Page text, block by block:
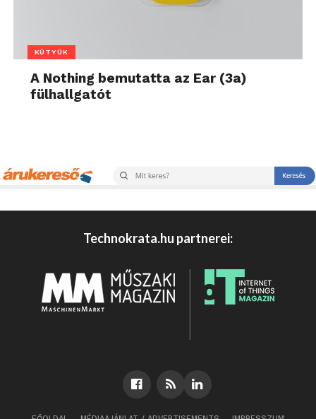
KÜTYÜK
A Nothing bemutatta az Ear (3a)
fülhallgatót
Technokrata.hu partnerei: